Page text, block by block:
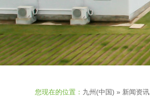
您现在的位置： 九州(中国) » 新闻资讯